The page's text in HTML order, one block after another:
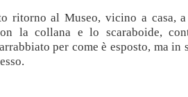
ritorno al Museo, vicino a casa,
la collana e lo scaraboide,
per come è esposto, ma in